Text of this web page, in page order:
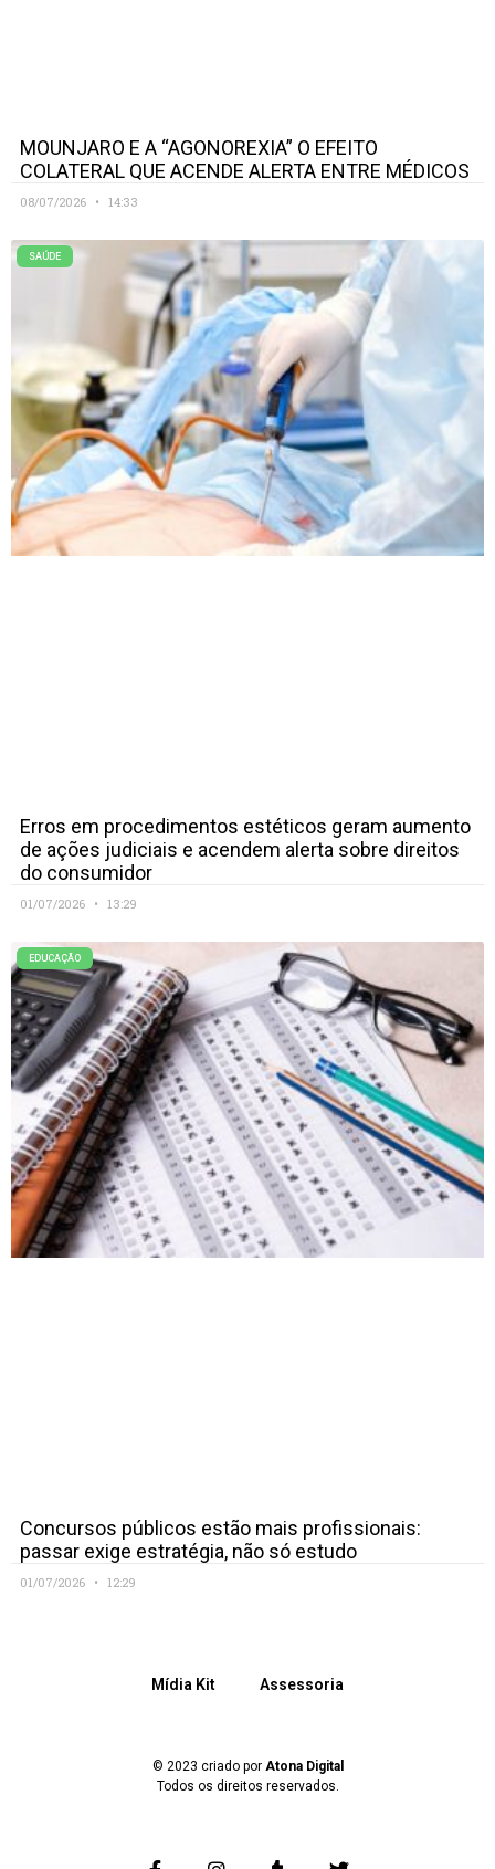
MOUNJARO E A “AGONOREXIA” O EFEITO
COLATERAL QUE ACENDE ALERTA ENTRE MÉDICOS
08/07/2026 14:33
SAÚDE
Erros em procedimentos estéticos geram aumento
de ações judiciais e acendem alerta sobre direitos
do consumidor
01/07/2026 13:29
EDUCAÇÃO
Concursos públicos estão mais profissionais:
passar exige estratégia, não só estudo
01/07/2026 12:29
Mídia Kit Assessoria
© 2023 criado por Atona Digital
Todos os direitos reservados.